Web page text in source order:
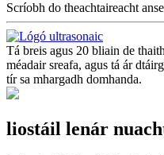
Scríobh do theachtaireacht
Tá breis agus 20 bliain de
méadair sreafa, agus tá ár
tír sa mhargadh domhanda.
liostáil lenár